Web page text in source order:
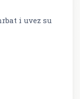
i uvez su